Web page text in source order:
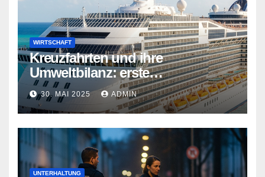
WIRTSCHAFT
Kreuzfahrten und ihre
Umweltbilanz: erste
Kreuzfahrtschiffe gehen neue
Wege
30. MAI 2025 ADMIN
UNTERHALTUNG